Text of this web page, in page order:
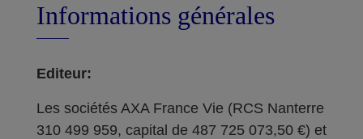
Informations générales
Editeur:
Les sociétés AXA France Vie (RCS Nanterre
310 499 959, capital de 487 725 073,50 €) et